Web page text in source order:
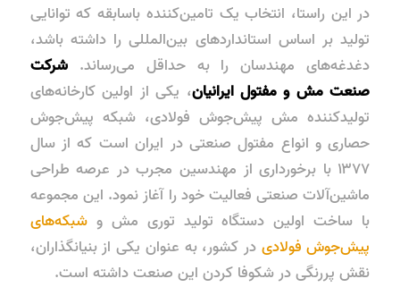
در این راستا، انتخاب یک تامین‌کننده باسابقه که توانایی
تولید بر اساس استانداردهای بین‌المللی را داشته باشد،
دغدغه‌های مهندسان را به حداقل می‌رساند.شرکت
صنعت مش و مفتول ایرانیان، یکی از اولین کارخانه‌های
تولیدکننده مش پیش‌جوش فولادی، شبکه پیش‌جوش
حصاری و انواع مفتول صنعتی در ایران است که از سال
۱۳۷۷ با برخورداری از مهندسین مجرب در عرصه طراحی
ماشین‌آلات صنعتی فعالیت خود را آغاز نمود. این مجموعه
با ساخت اولین دستگاه تولید توری مش وشبکه‌های
پیش‌جوش فولادی در کشور، به عنوان یکی از بنیانگذاران،
نقش پررنگی در شکوفا کردن این صنعت داشته است.